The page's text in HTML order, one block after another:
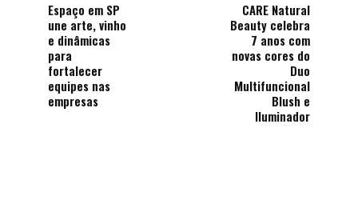
Espaço em SP
une arte, vinho
e dinâmicas
para
fortalecer
equipes nas
empresas
CARE Natural
Beauty celebra
7 anos com
novas cores do
Duo
Multifuncional
Blush e
Iluminador